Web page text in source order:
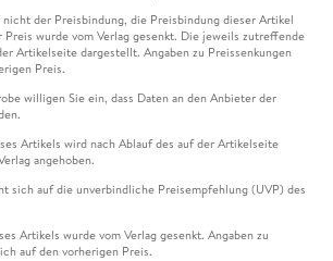
der Preisbindung, die Preisbindung dieser Artikel
wurde vom Verlag gesenkt. Die jeweils zutreffende
Artikelseite dargestellt. Angaben zu Preissenkungen
Preis.
willigen Sie ein, dass Daten an den Anbieter der
Artikels wird nach Ablauf des auf der Artikelseite
angehoben.
sich auf die unverbindliche Preisempfehlung (UVP) des
Artikels wurde vom Verlag gesenkt. Angaben zu
auf den vorherigen Preis.